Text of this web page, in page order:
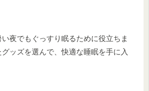
夜でもぐっすり眠るために役立ちま
ッズを選んで、快適な睡眠を手に入